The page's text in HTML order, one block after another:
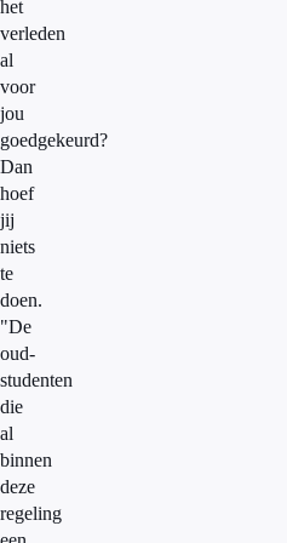
het
verleden
al
voor
jou
goedgekeurd?
Dan
hoef
jij
niets
te
doen.
"De
oud-
studenten
die
al
binnen
deze
regeling